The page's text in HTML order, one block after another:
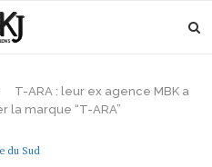
T-ARA : leur ex agence MBK a
la marque “T-ARA”
du Sud